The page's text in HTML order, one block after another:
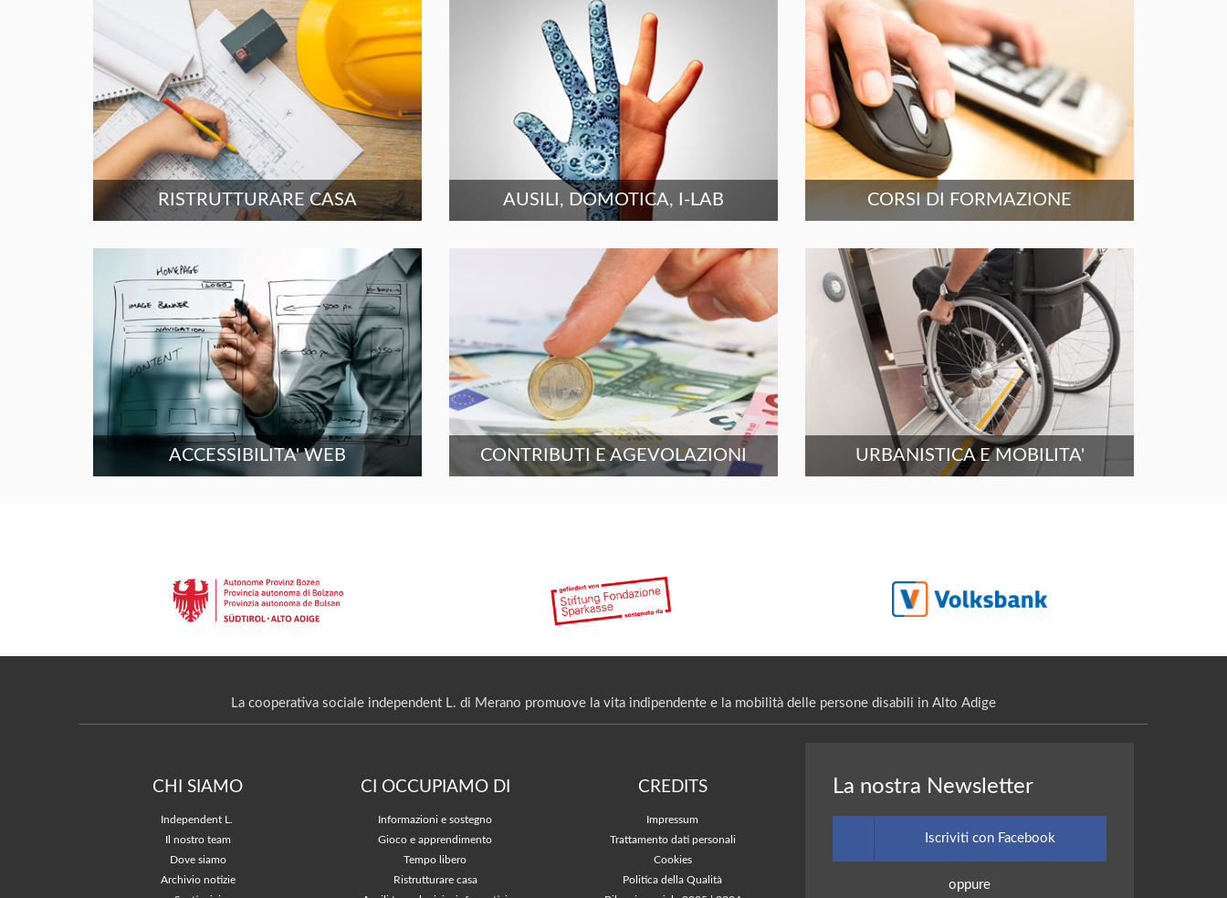
RISTRUTTURARE CASA AUSILI, DOMOTICA, I-LAB CORSI DI FORMAZIONE
ACCESSIBILITA' WEB CONTRIBUTI E AGEVOLAZIONI URBANISTICA E MOBILITA'
La cooperativa sociale independent L. di Merano promuove la vita indipendente e la mobilità delle persone disabili in Alto Adige
CHI SIAMO
Independent L.
Il nostro team
Dove siamo
Archivio notizie
CI OCCUPIAMO DI
Informazioni e sostegno
Gioco e apprendimento
Tempo libero
Ristrutturare casa
CREDITS
Impressum
Trattamento dati personali
Cookies
Politica della Qualità
La nostra Newsletter
Iscriviti con Facebook
oppure